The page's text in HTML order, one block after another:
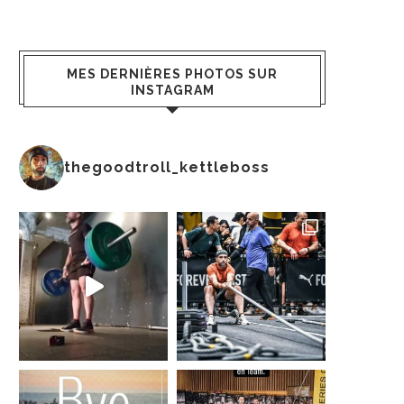
MES DERNIÈRES PHOTOS SUR
INSTAGRAM
thegoodtroll_kettleboss